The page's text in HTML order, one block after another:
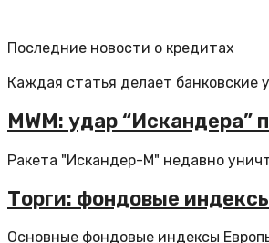
Последние новости о кредитах
Каждая статья делает банковские
MWM: удар
Ракета "Искандер-М" недавно
Торги: фондовые
Основные фондовые индексы